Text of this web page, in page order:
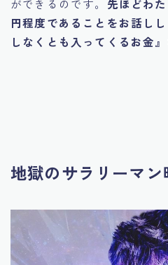
ができるのです。 先ほどわ
円程度であることをお話し
しなくとも入ってくるお金』
地獄のサラリーマン